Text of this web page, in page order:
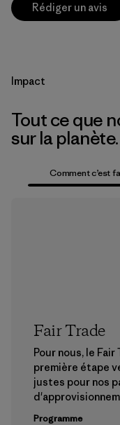
Rédiger un avis
Impact
Tout ce que
sur la planète.
Comment c’est
Fair Trade
Pour nous, le
première étape
justes pour nos
Programme